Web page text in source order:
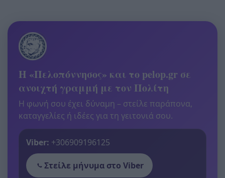
Η «Πελοπόννησος» και το pelop.gr σε
ανοιχτή γραμμή με τον Πολίτη
Η φωνή σου έχει δύναμη – στείλε παράπονα,
καταγγελίες ή ιδέες για τη γειτονιά σου.
Viber: +306909196125
Στείλε μήνυμα στο Viber